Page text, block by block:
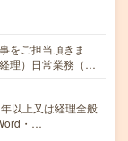
をご担当頂きま
理）日常業務（…
以上又は経理全般
・…